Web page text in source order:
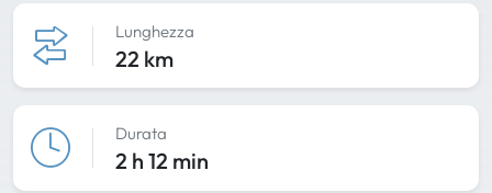
Lunghezza
22 km
Durata
2 h 12 min